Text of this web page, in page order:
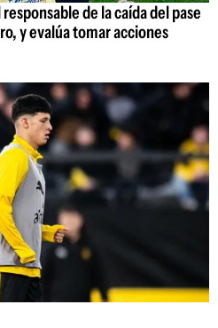
de la caída del pase
y evalúa tomar acciones